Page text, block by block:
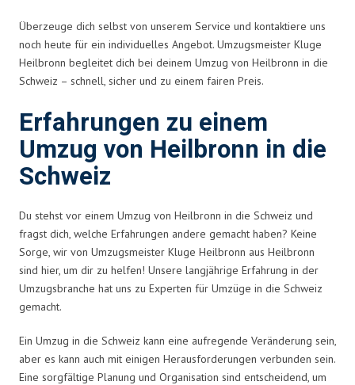
Überzeuge dich selbst von unserem Service und kontaktiere uns
noch heute für ein individuelles Angebot. Umzugsmeister Kluge
Heilbronn begleitet dich bei deinem Umzug von Heilbronn in die
Schweiz – schnell, sicher und zu einem fairen Preis.
Erfahrungen zu einem
Umzug von Heilbronn in die
Schweiz
Du stehst vor einem Umzug von Heilbronn in die Schweiz und
fragst dich, welche Erfahrungen andere gemacht haben? Keine
Sorge, wir von Umzugsmeister Kluge Heilbronn aus Heilbronn
sind hier, um dir zu helfen! Unsere langjährige Erfahrung in der
Umzugsbranche hat uns zu Experten für Umzüge in die Schweiz
gemacht.
Ein Umzug in die Schweiz kann eine aufregende Veränderung sein,
aber es kann auch mit einigen Herausforderungen verbunden sein.
Eine sorgfältige Planung und Organisation sind entscheidend, um